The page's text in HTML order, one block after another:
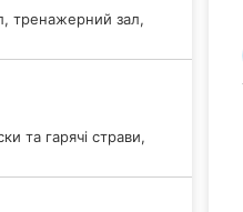
тренажерний зал,
та гарячі страви,